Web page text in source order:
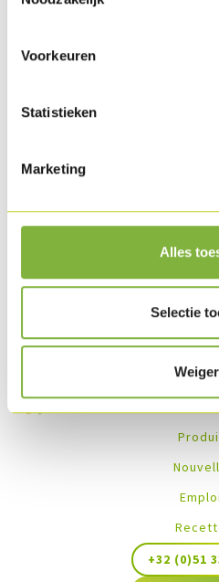
Voorkeuren
Statistieken
Marketing
Alles
Selectie
Livrable en pièce en vrac et
Disponible en frais.
Des recettes avec
+32 (0)51